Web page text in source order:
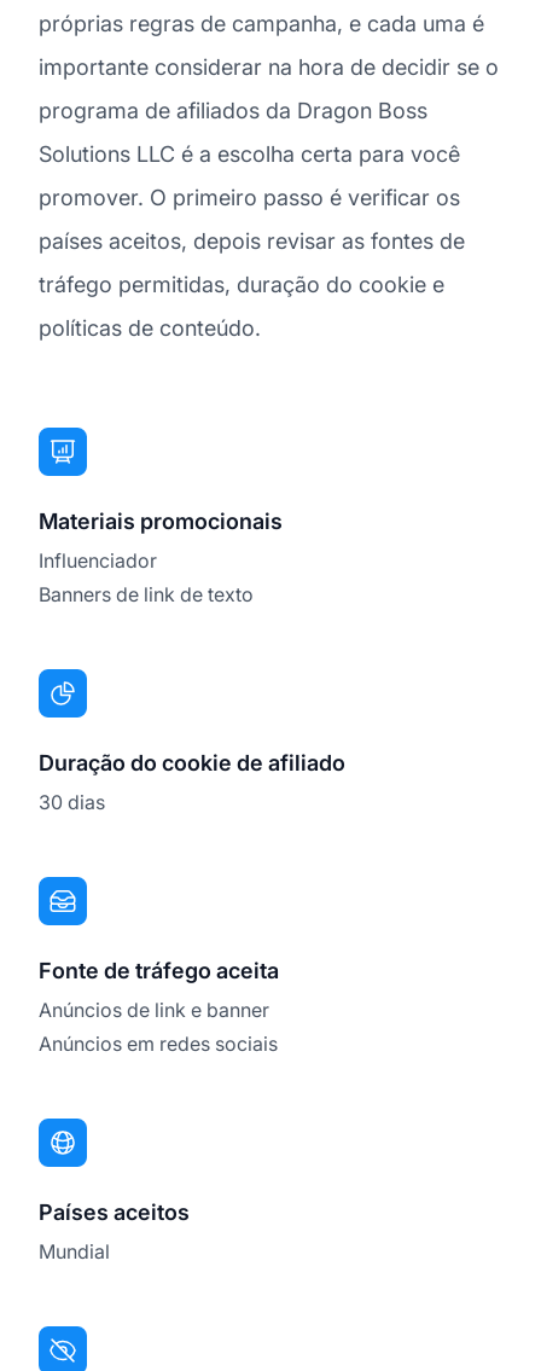
próprias regras de campanha, e cada uma é
importante considerar na hora de decidir se o
programa de afiliados da Dragon Boss
Solutions LLC é a escolha certa para você
promover. O primeiro passo é verificar os
países aceitos, depois revisar as fontes de
tráfego permitidas, duração do cookie e
políticas de conteúdo.
Materiais promocionais
Influenciador
Banners de link de texto
Duração do cookie de afiliado
30 dias
Fonte de tráfego aceita
Anúncios de link e banner
Anúncios em redes sociais
Países aceitos
Mundial